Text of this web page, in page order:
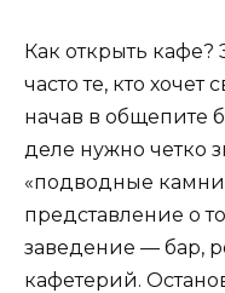
Как открыть
часто те, кто
начав в общепите
деле нужно четко
«подводные
представление о
заведение — бар,
кафетерий.